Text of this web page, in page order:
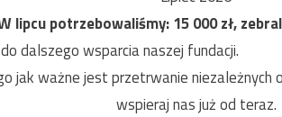
lipcu potrzebowaliśmy:15 000zł,
dalszego wsparcia naszej fundacji.
jak ważne jest przetrwanie niezależnych
wspieraj nas już od teraz.